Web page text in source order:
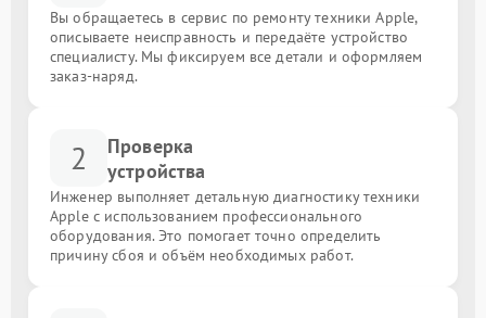
Вы обращаетесь в сервис по ремонту техники Apple,
описываете неисправность и передаёте устройство
специалисту. Мы фиксируем все детали и оформляем
заказ-наряд.
2
Проверка
устройства
Инженер выполняет детальную диагностику техники
Apple с использованием профессионального
оборудования. Это помогает точно определить
причину сбоя и объём необходимых работ.